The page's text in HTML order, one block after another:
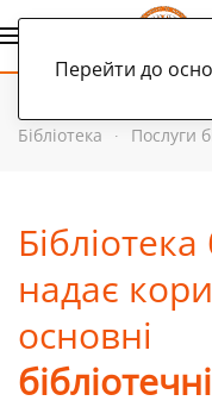
Перейти до
Бібліотека
Послуги
надає
основні